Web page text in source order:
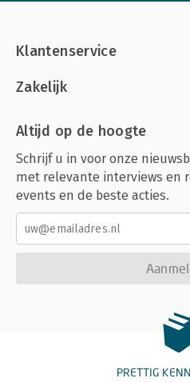
Klantenservice
Zakelijk
Altijd op de hoogte
Schrijf u in voor onze
met relevante interviews en
events en de beste acties.
PRETTIG